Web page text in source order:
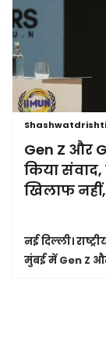
Gen Z और
किया
खिलाफ
नई दिल्ली।
मुंबई में Gen Z